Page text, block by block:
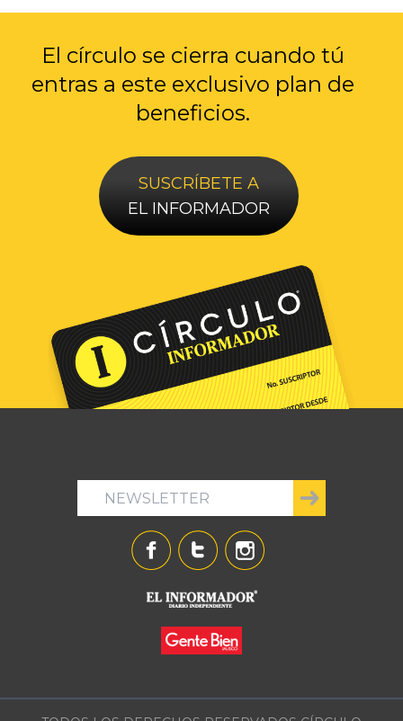
El círculo se cierra cuando tú
entras a este exclusivo plan de
beneficios.
SUSCRÍBETE A
EL INFORMADOR